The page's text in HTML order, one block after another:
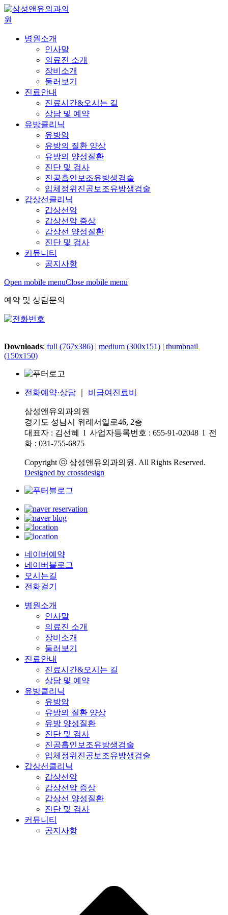
병원소개
인사말
의료진 소개
장비소개
둘러보기
진료안내
진료시간&오시는 길
상담 및 예약
유방클리닉
유방암
유방의 질환 양상
유방의 양성질환
진단 및 검사
진공흡인보조유방생검술
입체정위진공보조유방생검술
갑상선클리닉
갑상선암
갑상선암 증상
갑상선 양성질환
진단 및 검사
커뮤니티
공지사항
Open mobile menuClose mobile menu
예약 및 상담문의
Downloads: full (767x386) | medium (300x151) | thumbnail
(150x150)
전화예약·상담 비급여진료비
삼성앤유외과의원
경기도 성남시 위례서일로46, 2층
대표자 : 김선혜 l 사업자등록번호 : 655-91-02048 l 전
화 : 031-755-6875
Copyright ⓒ 삼성앤유외과의원. All Rights Reserved.
Designed by crossdesign
네이버예약
네이버블로그
오시는길
전화걸기
병원소개
인사말
의료진 소개
장비소개
둘러보기
진료안내
진료시간&오시는 길
상담 및 예약
유방클리닉
유방암
유방의 질환 양상
유방 양성질환
진단 및 검사
진공흡인보조유방생검술
입체정위진공보조유방생검술
갑상선클리닉
갑상선암
갑상선암 증상
갑상선 양성질환
진단 및 검사
커뮤니티
공지사항